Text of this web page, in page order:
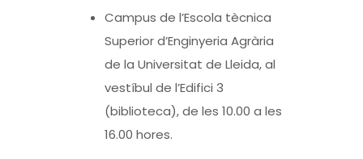
Campus de l’Escola tècnica
Superior d’Enginyeria Agrària
de la Universitat de Lleida, al
vestíbul de l’Edifici 3
(biblioteca), de les 10.00 a les
16.00 hores.